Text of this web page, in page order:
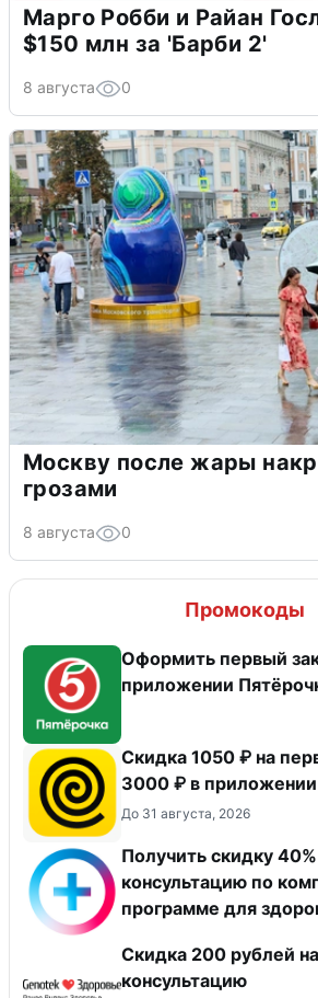
Марго Робби и Райан
$150 млн за 'Барби 2'
8 августа 0
Москву после жары
грозами
8 августа 0
Промокоды
Оформить первый
приложении
Скидка 1050 ₽ на
3000 ₽ в приложении
До 31 августа, 2026
Получить скидку
консультацию по
программе для
Скидка 200 рублей
консультацию